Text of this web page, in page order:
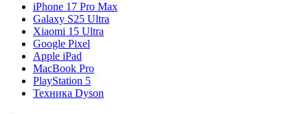
iPhone 17 Pro Max
Galaxy S25 Ultra
Xiaomi 15 Ultra
Google Pixel
Apple iPad
MacBook Pro
PlayStation 5
Техника Dyson